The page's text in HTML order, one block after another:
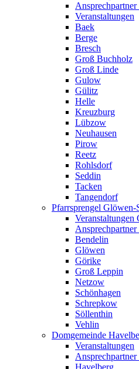
Ansprechpartner
Veranstaltungen
Baek
Berge
Bresch
Groß Buchholz
Groß Linde
Gulow
Gülitz
Helle
Kreuzburg
Lübzow
Neuhausen
Pirow
Reetz
Rohlsdorf
Seddin
Tacken
Tangendorf
Pfarrsprengel Glöwen-
Veranstaltungen
Ansprechpartner
Bendelin
Glöwen
Görike
Groß Leppin
Netzow
Schönhagen
Schrepkow
Söllenthin
Vehlin
Domgemeinde
Veranstaltungen
Ansprechpartner
Havelberg